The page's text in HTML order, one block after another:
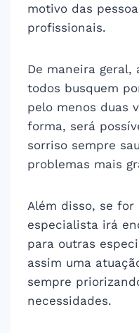
motivo das
profissionais.
De maneira geral,
todos busquem
pelo menos duas
forma, será
sorriso sempre
problemas mais
Além disso, se for
especialista irá
para outras
assim uma
sempre
necessidades.